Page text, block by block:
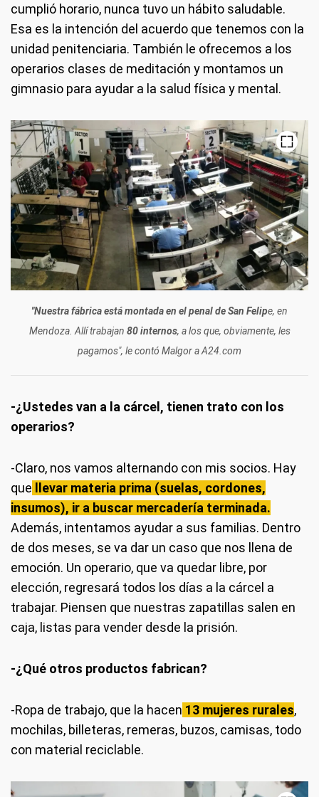
cumplió horario, nunca tuvo un hábito saludable.
Esa es la intención del acuerdo que tenemos con la
unidad penitenciaria. También le ofrecemos a los
operarios clases de meditación y montamos un
gimnasio para ayudar a la salud física y mental.
"Nuestra fábrica está montada en el penal de San Felipe, en
Mendoza. Allí trabajan 80 internos, a los que, obviamente, les
pagamos", le contó Malgor a A24.com
-¿Ustedes van a la cárcel, tienen trato con los
operarios?
-Claro, nos vamos alternando con mis socios. Hay
que llevar materia prima (suelas, cordones,
insumos), ir a buscar mercadería terminada.
Además, intentamos ayudar a sus familias. Dentro
de dos meses, se va dar un caso que nos llena de
emoción. Un operario, que va quedar libre, por
elección, regresará todos los días a la cárcel a
trabajar. Piensen que nuestras zapatillas salen en
caja, listas para vender desde la prisión.
-¿Qué otros productos fabrican?
-Ropa de trabajo, que la hacen 13 mujeres rurales,
mochilas, billeteras, remeras, buzos, camisas, todo
con material reciclable.